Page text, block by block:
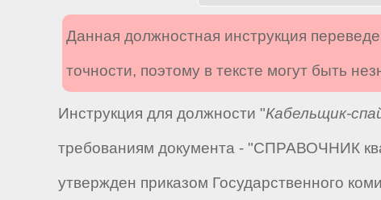
Данная должностная инструкция
точности, поэтому в тексте могут быть
Инструкция для должности "Кабельщик-
требованиям документа - "СПРАВОЧНИК
утвержден приказом Государственного